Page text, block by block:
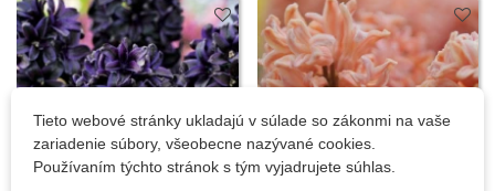
Tieto webové stránky ukladajú v súlade so zákonmi na vaše
zariadenie súbory, všeobecne nazývané cookies.
Používaním týchto stránok s tým vyjadrujete súhlas.